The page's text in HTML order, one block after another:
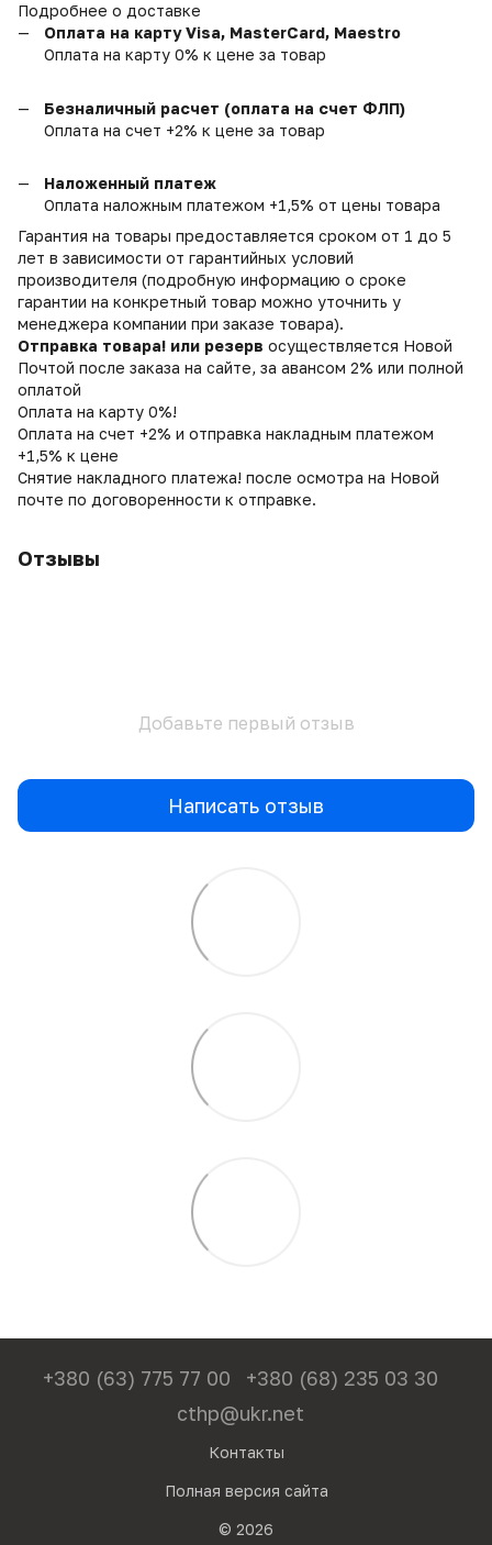
Подробнее о доставке
Оплата на карту Visa, MasterCard, Maestro
Оплата на карту 0% к цене за товар
Безналичный расчет (оплата на счет ФЛП)
Оплата на счет +2% к цене за товар
Наложенный платеж
Оплата наложным платежом +1,5% от цены товара
Гарантия на товары предоставляется сроком от 1 до 5
лет в зависимости от гарантийных условий
производителя (подробную информацию о сроке
гарантии на конкретный товар можно уточнить у
менеджера компании при заказе товара).
Отправка товара! или резерв осуществляется Новой
Почтой после заказа на сайте, за авансом 2% или полной
оплатой
Оплата на карту 0%!
Оплата на счет +2% и отправка накладным платежом
+1,5% к цене
Снятие накладного платежа! после осмотра на Новой
почте по договоренности к отправке.
Отзывы
Добавьте первый отзыв
Написать отзыв
+380 (63) 775 77 00
+380 (68) 235 03 30
cthp@ukr.net
Контакты
Полная версия сайта
© 2026